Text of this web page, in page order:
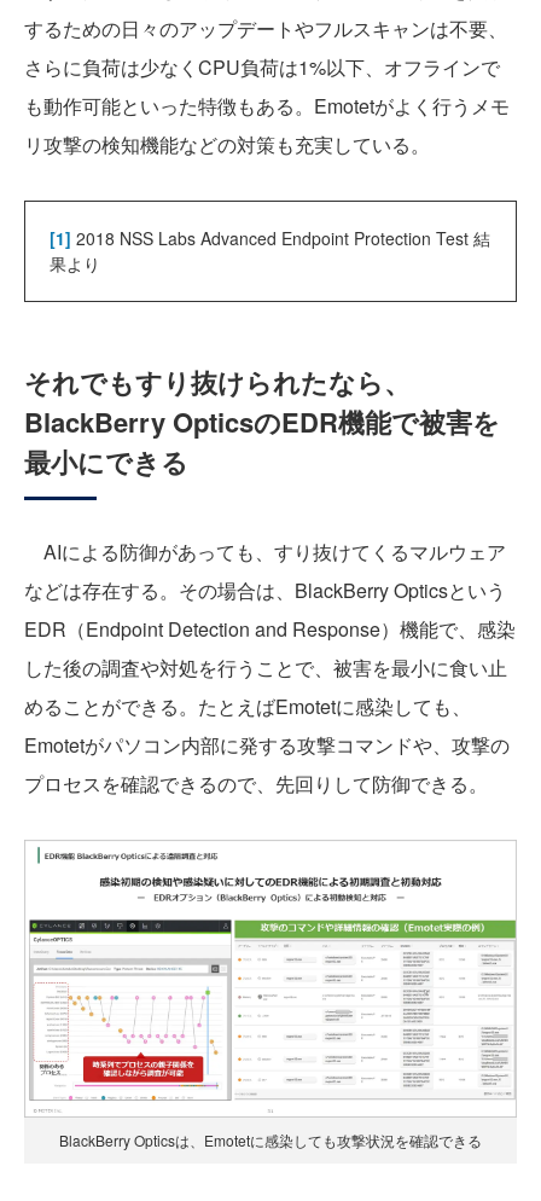
するための日々のアップデートやフルスキャンは不要、
さらに負荷は少なくCPU負荷は1%以下、オフラインで
も動作可能といった特徴もある。Emotetがよく行うメモ
リ攻撃の検知機能などの対策も充実している。
[1] 2018 NSS Labs Advanced Endpoint Protection Test 結
果より
それでもすり抜けられたなら、
BlackBerry OpticsのEDR機能で被害を
最小にできる
AIによる防御があっても、すり抜けてくるマルウェア
などは存在する。その場合は、BlackBerry Opticsという
EDR（Endpoint Detection and Response）機能で、感染
した後の調査や対処を行うことで、被害を最小に食い止
めることができる。たとえばEmotetに感染しても、
Emotetがパソコン内部に発する攻撃コマンドや、攻撃の
プロセスを確認できるので、先回りして防御できる。
BlackBerry Opticsは、Emotetに感染しても攻撃状況を確認できる